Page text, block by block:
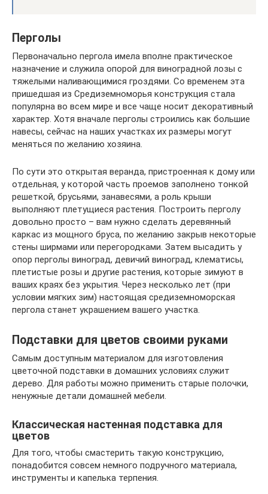
Перголы
Первоначально пергола имела вполне практическое
назначение и служила опорой для виноградной лозы с
тяжелыми наливающимися гроздями. Со временем эта
пришедшая из Средиземноморья конструкция стала
популярна во всем мире и все чаще носит декоративный
характер. Хотя вначале перголы строились как большие
навесы, сейчас на наших участках их размеры могут
меняться по желанию хозяина.
По сути это открытая веранда, пристроенная к дому или
отдельная, у которой часть проемов заполнено тонкой
решеткой, брусьями, занавесями, а роль крыши
выполняют плетущиеся растения. Построить перголу
довольно просто – вам нужно сделать деревянный
каркас из мощного бруса, по желанию закрыв некоторые
стены ширмами или перегородками. Затем высадить у
опор перголы виноград, девичий виноград, клематисы,
плетистые розы и другие растения, которые зимуют в
ваших краях без укрытия. Через несколько лет (при
условии мягких зим) настоящая средиземноморская
пергола станет украшением вашего участка.
Подставки для цветов своими руками
Самым доступным материалом для изготовления
цветочной подставки в домашних условиях служит
дерево. Для работы можно применить старые полочки,
ненужные детали домашней мебели.
Классическая настенная подставка для
цветов
Для того, чтобы смастерить такую конструкцию,
понадобится совсем немного подручного материала,
инструменты и капелька терпения.